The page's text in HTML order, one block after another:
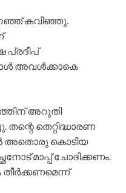
കവിഞ്ഞു.
പ്രദീപ്
അവൾക്കാകെ
അറുതി
തെറ്റിദ്ധാരണ
അതൊരു കൊടിയ
മാപ്പ് ചോദിക്കണം.